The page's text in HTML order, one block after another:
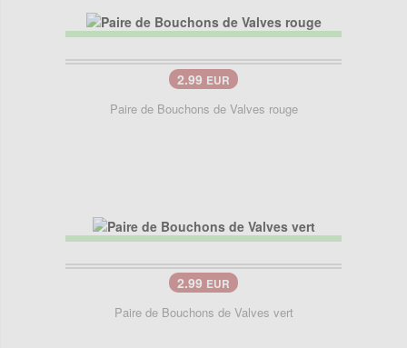
2.99 EUR
Paire de Bouchons de Valves rouge
2.99 EUR
Paire de Bouchons de Valves vert